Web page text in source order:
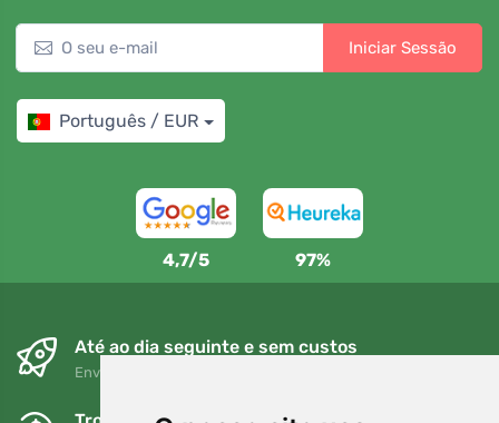
Iniciar Sessão
Português / EUR
4,7/5 97%
Até ao dia seguinte e sem custos
Envio gratuito para encomendas superiores a 80 EUR